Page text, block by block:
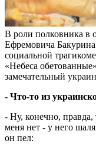
В роли полковника в
Ефремовича
социальной
«Небеса
замечательный
- Что-то из
- Ну, конечно, правда,
меня нет - у него
он пел: